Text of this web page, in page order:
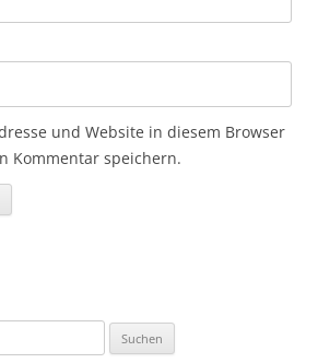
und Website in diesem Browser
Kommentar speichern.